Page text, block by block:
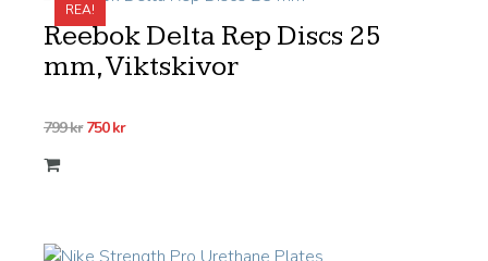
REA!
Reebok Delta Rep Discs 25
mm, Viktskivor
799kr Det
750krDet